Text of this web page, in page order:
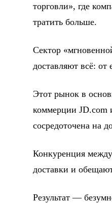
торговли», где
тратить больше.
Сектор
доставляют всё:
Этот рынок в
коммерции JD.com
сосредоточена на
Конкуренция
доставки и
Результат —